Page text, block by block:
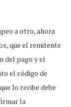
a otro, ahora
que el remitente
del pago y el
el código de
lo recibe debe
la